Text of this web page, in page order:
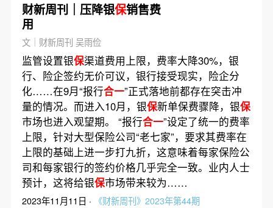
财新周刊｜压降银保销售费
用
文｜财新周刊 吴雨俭
监管设置银保渠道费用上限，费率大降30%，银
行、险企签约无价可议，银行接受现实，险企分
化……在9月“报行合一”正式落地前都存在突击冲
量的情况。而进入10月，银保新单保费骤降，银保
市场也进入观望期。 “报行合一”设定了统一的费率
上限，针对大型保险公司“老七家”，要求其费率在
上限的基础上进一步打九折，这意味着每家保险公
司和每家银行的签约价格几乎完全一致。业内人士
预计，这将给银保市场带来较为……
2023年11月11日 · 《财新周刊》2023年第44期